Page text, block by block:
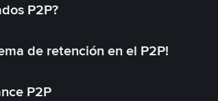
P2P?
de retención en el P2P!
P2P